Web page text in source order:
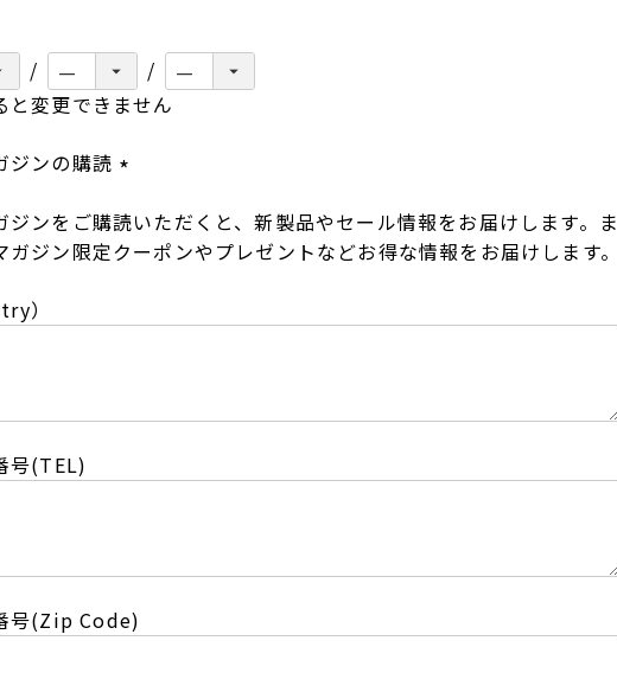
変更できません
ジンの購読
必
須
ジンをご購読いただくと、新製品やセール情報をお届けします。ま
ガジン限定クーポンやプレゼントなどお得な情報をお届けします。
）
号(TEL)
号(Zip Code)